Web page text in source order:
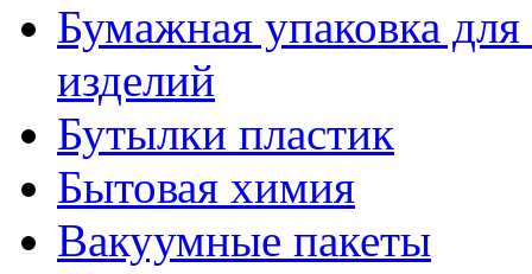
Бумажная упаковка
изделий
Бутылки пластик
Бытовая химия
Вакуумные пакеты